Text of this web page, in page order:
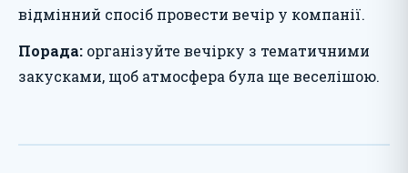
відмінний спосіб провести вечір у компанії.
Порада: організуйте вечірку з тематичними
закусками, щоб атмосфера була ще веселішою.